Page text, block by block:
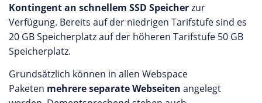
Kontingent an schnellem SSD Speicherzur
Verfügung. Bereits auf der niedrigen Tarifstufe sind es
20 GB Speicherplatz auf der höheren Tarifstufe 50 GB
Speicherplatz.
Grundsätzlich können in allen Webspace
Paketen mehrere separate Webseiten angelegt